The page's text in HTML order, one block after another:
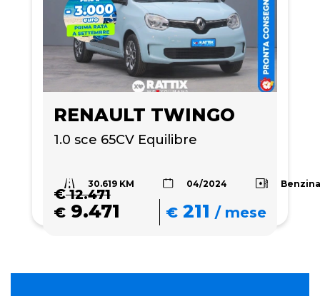
RENAULT TWINGO
1.0 sce 65CV Equilibre
30.619 KM 04/2024
€12.471
€ 9.471 € 211 /mese